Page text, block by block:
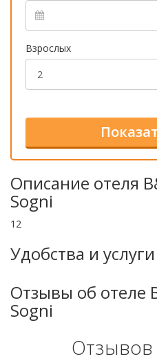
Взрослых
Описание отеля
Sogni
12
Удобства и
Отзывы об отеле
Sogni
Отзывов